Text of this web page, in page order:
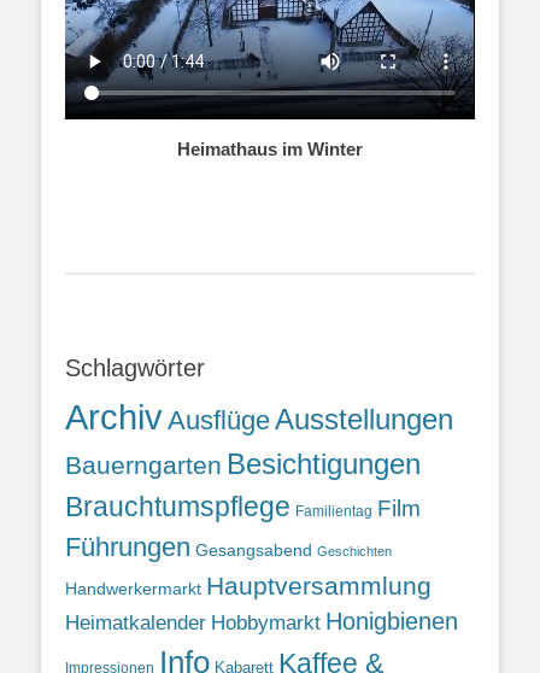
Heimathaus im Winter
Schlagwörter
ArchivAusflügeAusstellungen
Bauerngarten Besichtigungen
Brauchtumspflege Familientag Film
Führungen Gesangsabend Geschichten
Handwerkermarkt Hauptversammlung
Heimatkalender Hobbymarkt Honigbienen
Impressionen Info Kabarett Kaffee &